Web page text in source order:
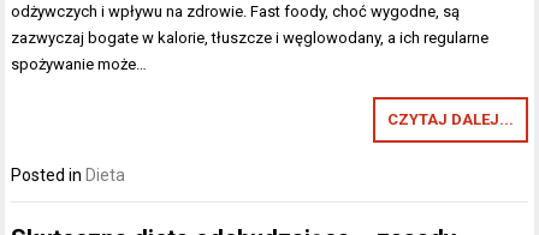
odżywczych i wpływu na zdrowie. Fast foody, choć wygodne, są
zazwyczaj bogate w kalorie, tłuszcze i węglowodany, a ich regularne
spożywanie może…
CZYTAJ DALEJ...
Posted inDieta